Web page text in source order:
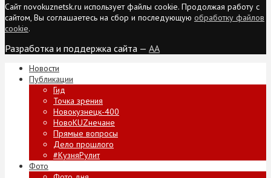
Сайт novokuznetsk.ru использует файлы cookie. Продолжая работу с
сайтом, Вы соглашаетесь на сбор и последующую обработку файлов
cookie.
Разработка и поддержка сайта — AA
Новости
Публикации
Гид
Точка зрения
Новокузнецк-400
НовоKUZнечане
Прямые вопросы
Дело прошлого
#КузняРулит
Фото